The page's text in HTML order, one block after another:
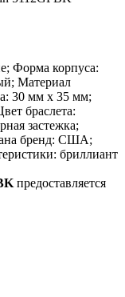
Форма корпуса:
Материал
30 мм x 35 мм;
браслета:
застежка;
бренд: США;
бриллиант
предоставляется